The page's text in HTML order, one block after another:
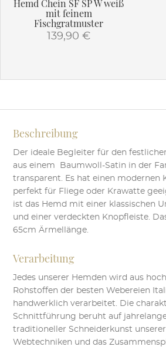
Hemd Chein SF SP W weiß
mit feinem
Fischgratmuster
139,90€
Varianten
Die
Optionen
können
auf
der
Produktseite
gewählt
werden
Beschreibung
Der ideale Begleiter für den
aus einem Baumwoll-Satin in der
transparent. Es hat einen modernen
perfekt für Fliege oder Krawatte
ist das Hemd mit einer klassischen
und einer verdeckten Knopfleiste.
65cm Ärmellänge.
Verarbeitung
Jedes unserer Hemden wird aus
Rohstoffen der besten Webereien
handwerklich verarbeitet. Die
Schnittführung beruht auf
traditioneller Schneiderkunst
Webtechniken und das